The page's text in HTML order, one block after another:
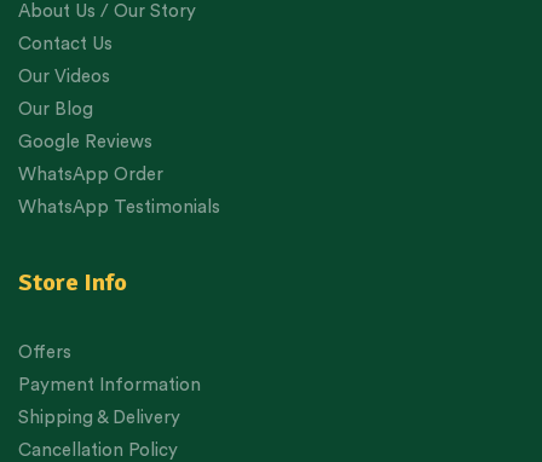
About Us / Our Story
Contact Us
Our Videos
Our Blog
Google Reviews
WhatsApp Order
WhatsApp Testimonials
Store Info
Offers
Payment Information
Shipping & Delivery
Cancellation Policy